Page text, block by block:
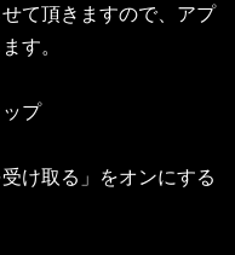
て頂きますので、アプ
す。
プ
け取る」をオンにする